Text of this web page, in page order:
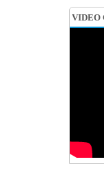
VIDEO